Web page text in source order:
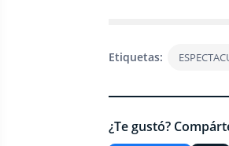
Etiquetas:
¿Te gustó?